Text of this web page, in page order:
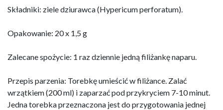
Składniki: ziele dziurawca (Hypericum perforatum).
Opakowanie: 20 x 1,5 g
Zalecane spożycie: 1 raz dziennie jedną filiżankę naparu.
Przepis parzenia: Torebkę umieścić w filiżance. Zalać
wrzątkiem (200 ml) i zaparzać pod przykryciem 7-10 minut.
Jedna torebka przeznaczona jest do przygotowania jednej